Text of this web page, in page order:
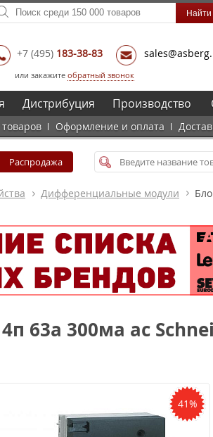
+7 (495) 183-38-83
или закажите обратный звонок
Оформление и оплата
Дистрибуция Производство
Распродажа
Дифференциальные модули
63a 300ма ac
41%